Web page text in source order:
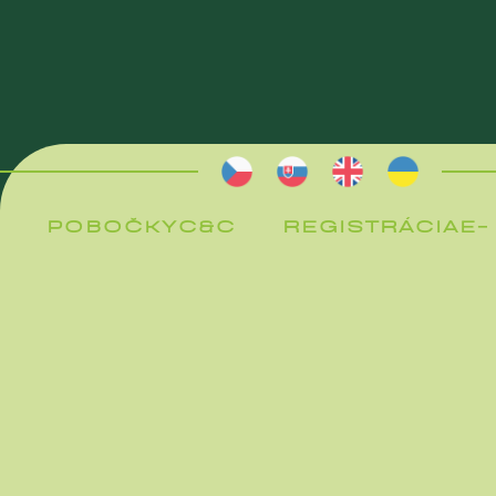
POBOČKYC&C REGISTRÁCIAE-